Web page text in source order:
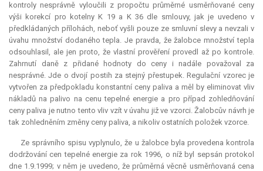
kontroly nesprávně vyloučili z propočtu průměrné usměrňované ceny
výši korekcí pro kotelny K 19 a K 36 dle smlouvy, jak je uvedeno v
předkládaných přílohách, neboť vyšli pouze ze smluvní slevy a nevzali v
úvahu množství dodaného tepla. Je pravda, že žalobce množství tepla
odsouhlasil, ale jen proto, že vlastní prověření provedl až po kontrole.
Zahrnutí daně z přidané hodnoty do ceny i nadále považoval za
nesprávné. Jde o dvojí postih za stejný přestupek. Regulační vzorec je
vytvořen za předpokladu konstantní ceny paliva a měl by eliminovat vliv
nákladů na palivo na cenu tepelné energie a pro případ zohledňování
ceny paliva je nutno tento vliv vzít v úvahu již ve vzorci. Žalobcův návrh je
tak zohledněním změny ceny paliva, a nikoliv ostatních položek vzorce.
Ze správního spisu vyplynulo, že u žalobce byla provedena kontrola
dodržování cen tepelné energie za rok 1996, o níž byl sepsán protokol
dne 1.9.1999; v něm je uvedeno, že průměrná věcně usměrňovaná cena